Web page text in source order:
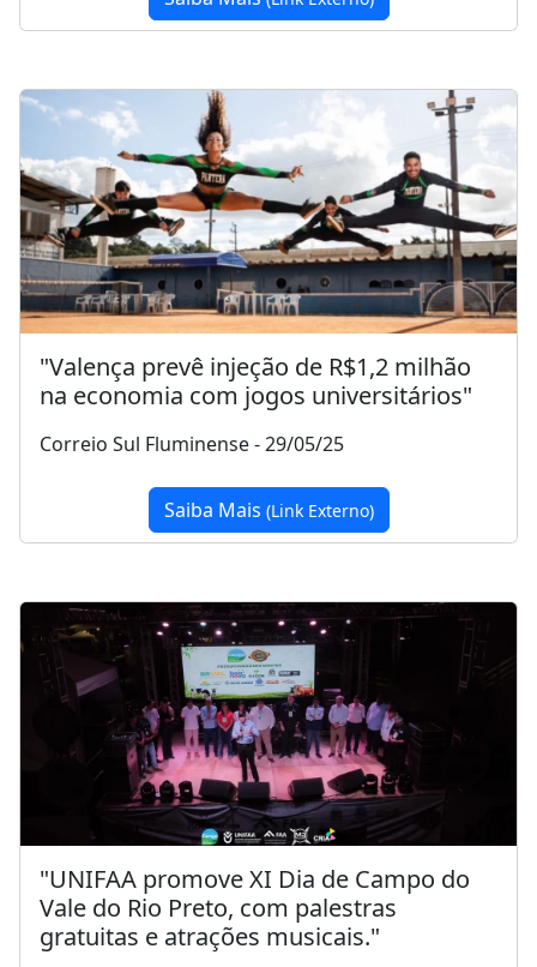
"Valença prevê injeção de R$1,2 milhão
na economia com jogos universitários"
Correio Sul Fluminense - 29/05/25
Saiba Mais (Link Externo)
"UNIFAA promove XI Dia de Campo do
Vale do Rio Preto, com palestras
gratuitas e atrações musicais."